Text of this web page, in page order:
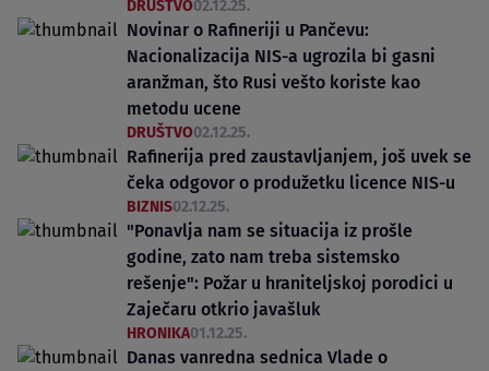
DRUŠTVO02.12.25.
Novinar o Rafineriji u Pančevu:
Nacionalizacija NIS-a ugrozila bi gasni
aranžman, što Rusi vešto koriste kao
metodu ucene
DRUŠTVO02.12.25.
Rafinerija pred zaustavljanjem, još uvek se
čeka odgovor o produžetku licence NIS-u
BIZNIS02.12.25.
"Ponavlja nam se situacija iz prošle
godine, zato nam treba sistemsko
rešenje": Požar u hraniteljskoj porodici u
Zaječaru otkrio javašluk
HRONIKA01.12.25.
Danas vanredna sednica Vlade o